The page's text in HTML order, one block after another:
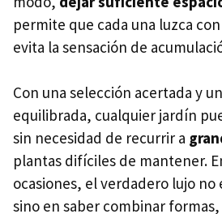
permite que cada una luzca
evita la sensación de
Con una selección acertada y
equilibrada, cualquier jardín
sin necesidad de recurrir a
plantas difíciles de mantener.
ocasiones, el verdadero lujo no
sino en saber combinar